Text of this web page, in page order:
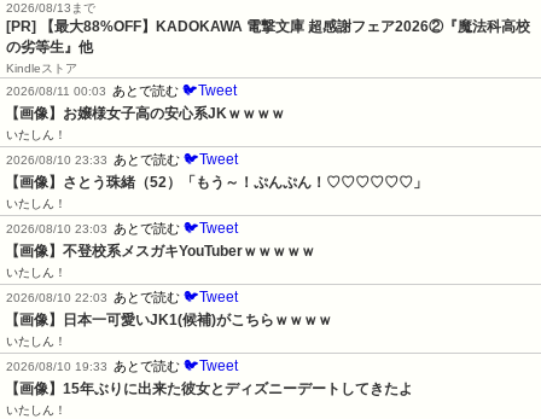
2026/08/13まで
[PR] 【最大88%OFF】KADOKAWA 電撃文庫 超感謝フェア2026②『魔法科高校
の劣等生』他
Kindleストア
2026/08/11 00:03
あとで読む 🐦Tweet
【画像】お嬢様女子高の安心系JKｗｗｗｗ
いたしん！
2026/08/10 23:33
あとで読む 🐦Tweet
【画像】さとう珠緒（52）「もう～！ぷんぷん！♡♡♡♡♡♡」
いたしん！
2026/08/10 23:03
あとで読む 🐦Tweet
【画像】不登校系メスガキYouTuberｗｗｗｗｗ
いたしん！
2026/08/10 22:03
あとで読む 🐦Tweet
【画像】日本一可愛いJK1(候補)がこちらｗｗｗｗ
いたしん！
2026/08/10 19:33
あとで読む 🐦Tweet
【画像】15年ぶりに出来た彼女とディズニーデートしてきたよ
いたしん！